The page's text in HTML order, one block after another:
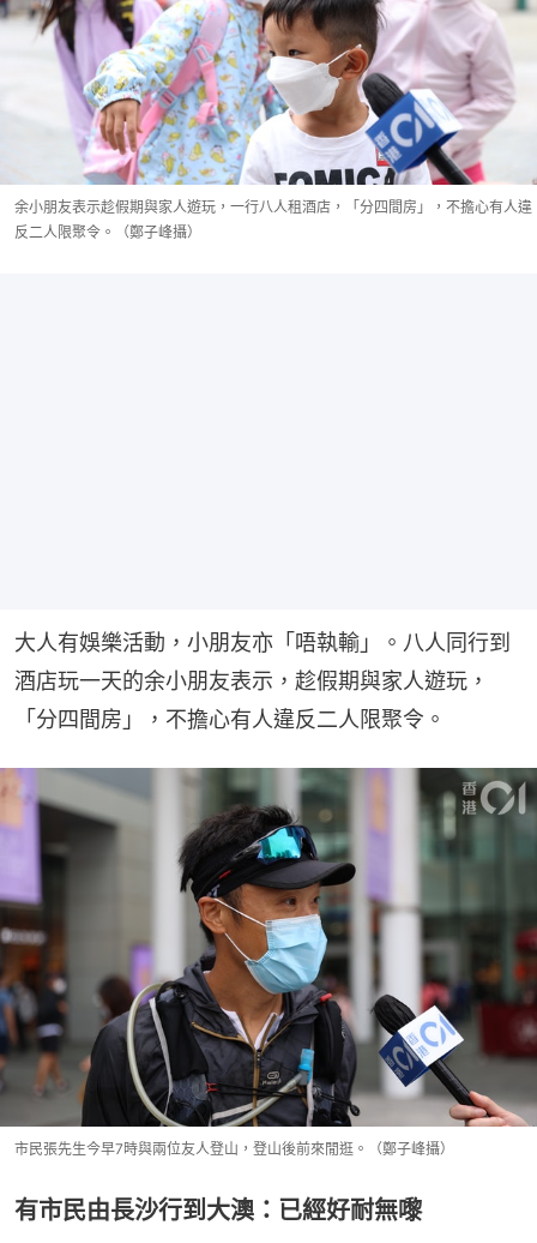
余小朋友表示趁假期與家人遊玩，一行八人租酒店，「分四間房」，不擔心有人違
反二人限聚令。（鄭子峰攝）
大人有娛樂活動，小朋友亦「唔執輸」。八人同行到
酒店玩一天的余小朋友表示，趁假期與家人遊玩，
「分四間房」，不擔心有人違反二人限聚令。
市民張先生今早7時與兩位友人登山，登山後前來閒逛。（鄭子峰攝）
有市民由長沙行到大澳：已經好耐無嚟